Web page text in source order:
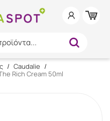
/ Caudalie /
Rich Cream 50ml